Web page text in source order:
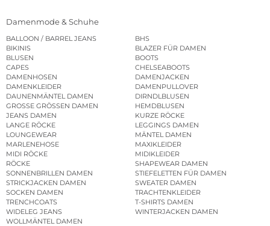
Damenmode & Schuhe
BALLOON / BARREL JEANS
BHS
BIKINIS
BLAZER FÜR DAMEN
BLUSEN
BOOTS
CAPES
CHELSEABOOTS
DAMENHOSEN
DAMENJACKEN
DAMENKLEIDER
DAMENPULLOVER
DAUNENMÄNTEL DAMEN
DIRNDLBLUSEN
GROSSE GRÖSSEN DAMEN
HEMDBLUSEN
JEANS DAMEN
KURZE RÖCKE
LANGE RÖCKE
LEGGINGS DAMEN
LOUNGEWEAR
MÄNTEL DAMEN
MARLENEHOSE
MAXIKLEIDER
MIDI RÖCKE
MIDIKLEIDER
RÖCKE
SHAPEWEAR DAMEN
SONNENBRILLEN DAMEN
STIEFELETTEN FÜR DAMEN
STRICKJACKEN DAMEN
SWEATER DAMEN
SOCKEN DAMEN
TRACHTENKLEIDER
TRENCHCOATS
T-SHIRTS DAMEN
WIDELEG JEANS
WINTERJACKEN DAMEN
WOLLMÄNTEL DAMEN